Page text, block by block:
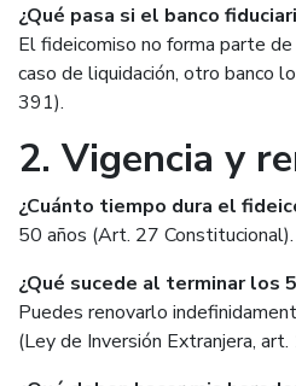
¿Qué pasa si el banco
El fideicomiso no forma parte
caso de liquidación, otro banco
391).
2. Vigencia y
¿Cuánto tiempo dura el
50 años (Art. 27 Constitucional).
¿Qué sucede al terminar los
Puedes renovarlo
(Ley de Inversión Extranjera, art.